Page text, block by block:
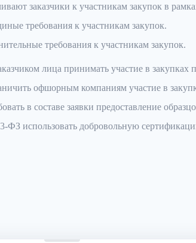
заказчики к участникам закупок в
требования к участникам закупок.
требования к участникам закупок.
лица принимать участие в
офшорным компаниям участие в
в составе заявки предоставление
ФЗ использовать добровольную